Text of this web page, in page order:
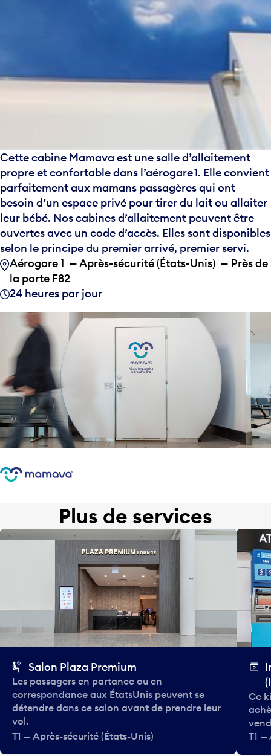
Cette cabine Mamava est une salle d’allaitement
propre et confortable dans l’aérogare 1. Elle convient
parfaitement aux mamans passagères qui ont
besoin d’un espace privé pour tirer du lait ou allaiter
leur bébé. Nos cabines d’allaitement peuvent être
ouvertes avec un code d’accès. Elles sont disponibles
selon le principe du premier arrivé, premier servi.
Aérogare 1 — Après-sécurité (États-Unis) — Près de
la porte F82
24 heures par jour
Plus de services
Salon Plaza Premium
Les passagers en partance ou en
correspondance aux États­Unis peuvent se
détendre dans ce salon avant de prendre leur
vol.
T1 — Après-sécurité (États-Unis)
Ce
T1 —